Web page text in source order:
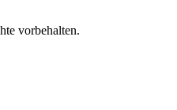
vorbehalten.